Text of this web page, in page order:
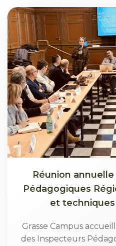
Réunion
Pédagogiques
et
Grasse Campus
des Inspecteurs